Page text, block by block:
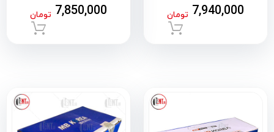
7,940,000 تومان
7,850,000 تومان